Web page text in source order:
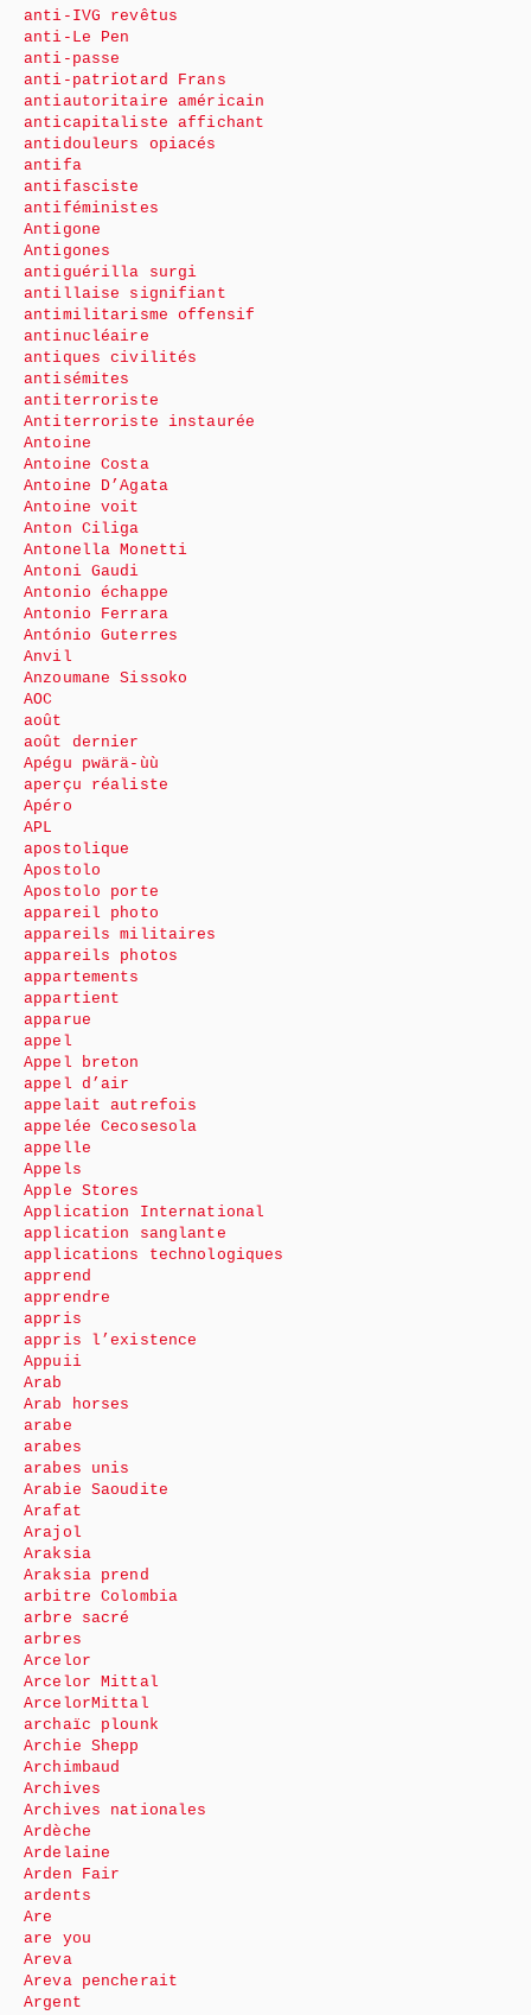
anti-IVG revêtus
anti-Le Pen
anti-passe
anti-patriotard Frans
antiautoritaire américain
anticapitaliste affichant
antidouleurs opiacés
antifa
antifasciste
antiféministes
Antigone
Antigones
antiguérilla surgi
antillaise signifiant
antimilitarisme offensif
antinucléaire
antiques civilités
antisémites
antiterroriste
Antiterroriste instaurée
Antoine
Antoine Costa
Antoine D’Agata
Antoine voit
Anton Ciliga
Antonella Monetti
Antoni Gaudi
Antonio échappe
Antonio Ferrara
António Guterres
Anvil
Anzoumane Sissoko
AOC
août
août dernier
Apégu pwärä-ùù
aperçu réaliste
Apéro
APL
apostolique
Apostolo
Apostolo porte
appareil photo
appareils militaires
appareils photos
appartements
appartient
apparue
appel
Appel breton
appel d’air
appelait autrefois
appelée Cecosesola
appelle
Appels
Apple Stores
Application International
application sanglante
applications technologiques
apprend
apprendre
appris
appris l’existence
Appuii
Arab
Arab horses
arabe
arabes
arabes unis
Arabie Saoudite
Arafat
Arajol
Araksia
Araksia prend
arbitre Colombia
arbre sacré
arbres
Arcelor
Arcelor Mittal
ArcelorMittal
archaïc plounk
Archie Shepp
Archimbaud
Archives
Archives nationales
Ardèche
Ardelaine
Arden Fair
ardents
Are
are you
Areva
Areva pencherait
Argent